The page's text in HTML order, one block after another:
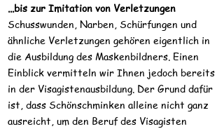
...bis zur Imitation von Verletzungen
Schusswunden, Narben, Schürfungen und
ähnliche Verletzungen gehören eigentlich in
die Ausbildung des Maskenbildners. Einen
Einblick vermitteln wir Ihnen jedoch bereits
in der Visagistenausbildung. Der Grund dafür
ist, dass Schönschminken alleine nicht ganz
ausreicht, um den Beruf des Visagisten